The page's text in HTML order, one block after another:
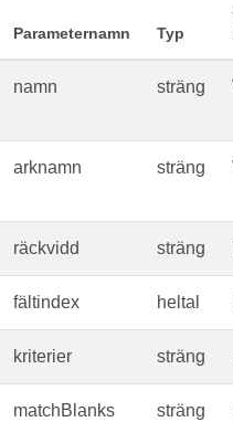
Parameternamn Typ
namn sträng
arknamn sträng
räckvidd sträng
fältindex heltal
kriterier sträng
matchBlanks sträng